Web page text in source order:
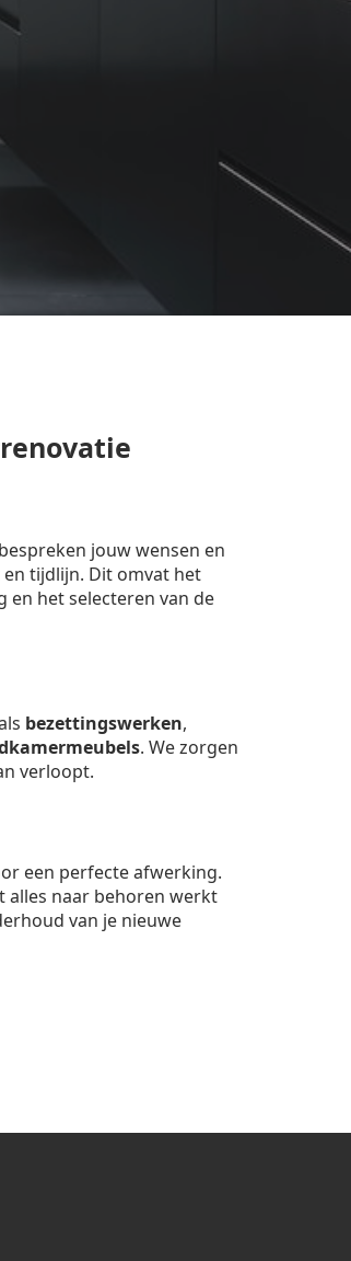
jouw wensen en
tijdlijn. Dit omvat het
en het selecteren van de
bezettingswerken,
. We zorgen
verloopt.
een perfecte afwerking.
alles naar behoren werkt
van je nieuwe